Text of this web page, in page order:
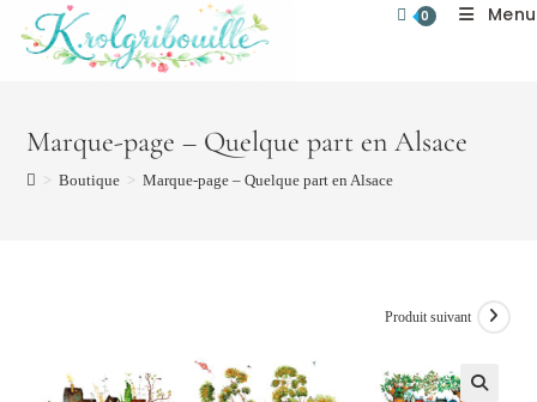
0 Menu
Marque-page – Quelque part en Alsace
> Boutique > Marque-page – Quelque part en Alsace
Produit suivant